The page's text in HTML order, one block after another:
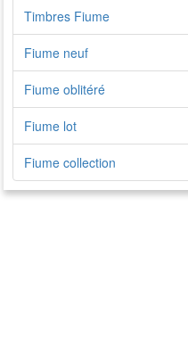
Timbres Fiume
Fiume neuf
Fiume oblitéré
Fiume lot
Fiume collection